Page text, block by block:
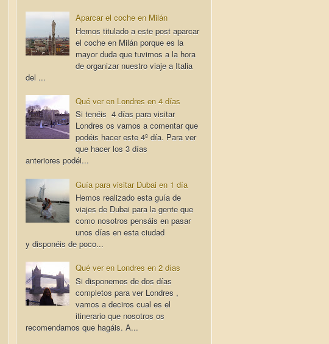
Aparcar el coche en Milán
Hemos titulado a este post aparcar
el coche en Milán porque es la
mayor duda que tuvimos a la hora
de organizar nuestro viaje a Italia
del ...
Qué ver en Londres en 4 días
Si tenéis 4 días para visitar
Londres os vamos a comentar que
podéis hacer este 4º día. Para ver
que hacer los 3 días
anteriores podéi...
Guía para visitar Dubai en 1 día
Hemos realizado esta guía de
viajes de Dubai para la gente que
como nosotros pensáis en pasar
unos días en esta ciudad
y disponéis de poco...
Qué ver en Londres en 2 días
Si disponemos de dos días
completos para ver Londres ,
vamos a deciros cual es el
itinerario que nosotros os
recomendamos que hagáis. A...